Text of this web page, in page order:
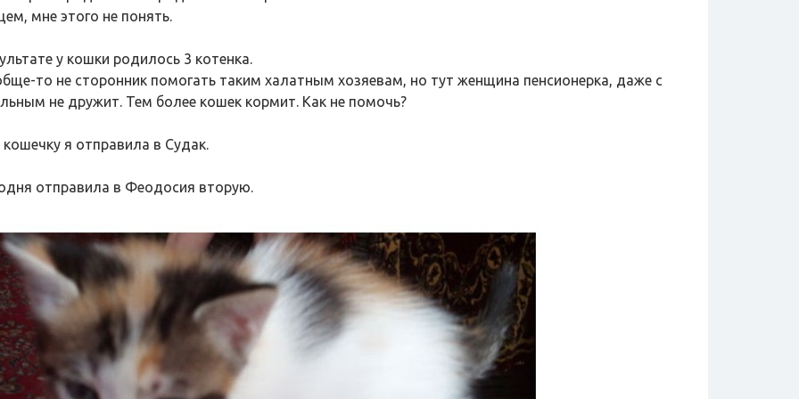
мне этого не понять.
у кошки родилось 3 котенка.
то не сторонник помогать таким халатным хозяевам, но тут женщина пенсионерка, даже с
не дружит. Тем более кошек кормит. Как не помочь?
я отправила в Судак.
отправила в Феодосия вторую.